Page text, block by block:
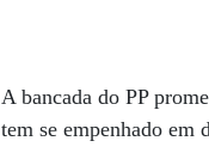
A bancada do PP
tem se empenhado em